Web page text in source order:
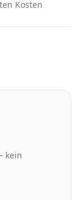
Kosten
kein